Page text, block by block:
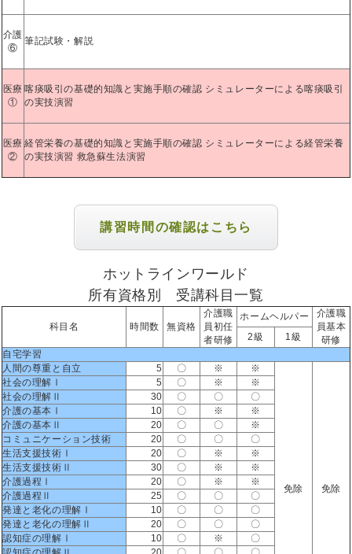
介護
⑥
筆記試験・解説
医療
①
喀痰吸引の基礎的知識と実施手順の確認 シミュレーターによる喀痰吸引
の実技演習
医療
②
経管栄養の基礎的知識と実施手順の確認 シミュレーターによる経管栄養
の実技演習 救急蘇生法演習
講習時間の確認はこちら
ホットラインワールド
所有資格別 受講科目一覧
科目名 時間数 無資格
介護職
員初任
者研修
ホームヘルパー
介護職
員基本
研修
2級
1級
自宅学習
人間の尊重と自立
5 〇 ※ ※
免除 免除
社会の理解Ⅰ 5 〇 ※
※
社会の理解Ⅱ
30 〇 〇
〇
介護の基本Ⅰ
10 〇 ※
※
介護の基本Ⅱ
20 〇 〇
※
コミュニケーション技術
20 〇 〇
〇
生活支援技術Ⅰ
20 〇 ※
※
生活支援技術Ⅱ
30 〇 ※
※
介護過程Ⅰ
20 〇 ※
※
介護過程Ⅱ
25 〇 〇
〇
発達と老化の理解Ⅰ
10 〇 〇
〇
発達と老化の理解Ⅱ
20 〇 〇
〇
認知症の理解Ⅰ
10 〇 ※
〇